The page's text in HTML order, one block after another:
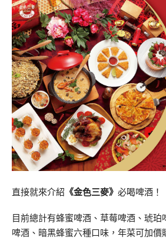
直接就來介紹 《金色三麥》 必喝啤酒！
目前總計有蜂蜜啤酒、草莓啤酒、琥
啤酒、暗黑蜂蜜六種口味，年菜可加價